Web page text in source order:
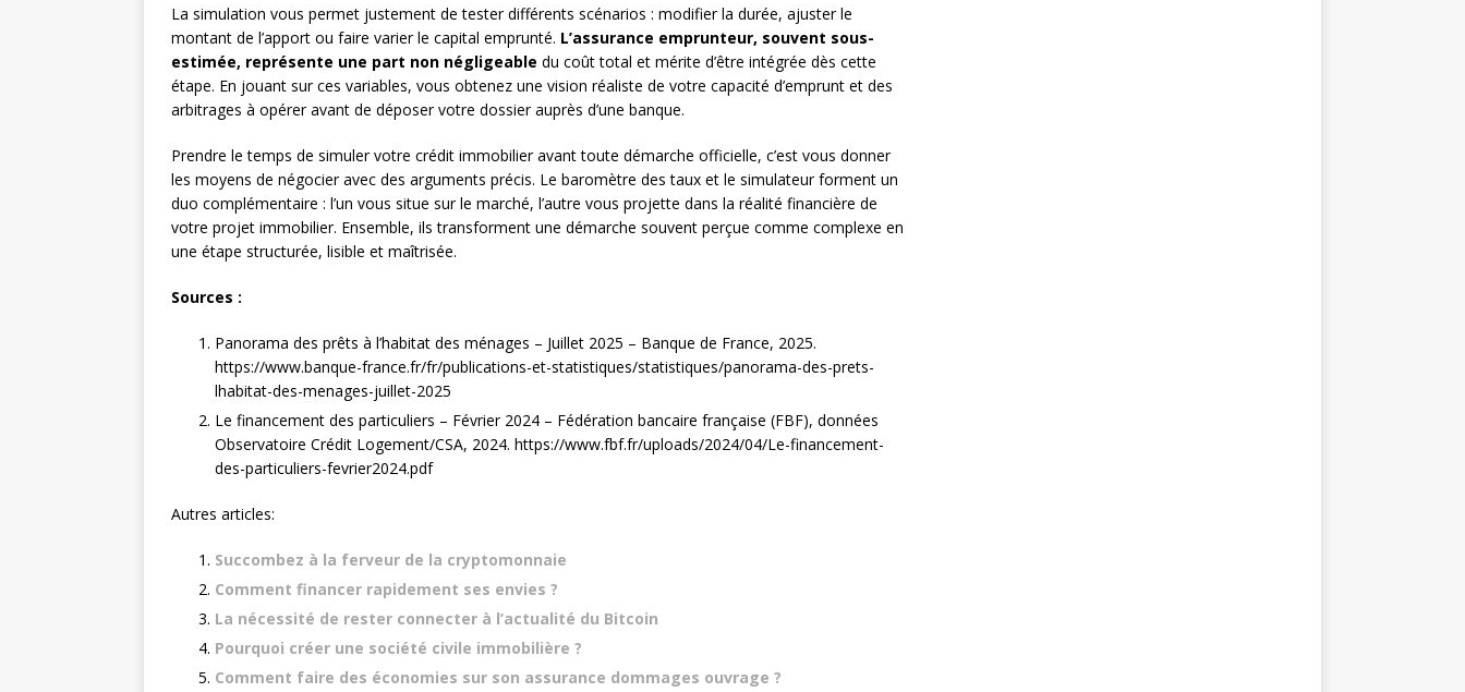
La simulation vous permet justement de tester différents scénarios : modifier la durée, ajuster le
montant de l’apport ou faire varier le capital emprunté. L’assurance emprunteur, souvent sous-
estimée, représente une part non négligeable du coût total et mérite d’être intégrée dès cette
étape. En jouant sur ces variables, vous obtenez une vision réaliste de votre capacité d’emprunt et des
arbitrages à opérer avant de déposer votre dossier auprès d’une banque.
Prendre le temps de simuler votre crédit immobilier avant toute démarche officielle, c’est vous donner
les moyens de négocier avec des arguments précis. Le baromètre des taux et le simulateur forment un
duo complémentaire : l’un vous situe sur le marché, l’autre vous projette dans la réalité financière de
votre projet immobilier. Ensemble, ils transforment une démarche souvent perçue comme complexe en
une étape structurée, lisible et maîtrisée.
Sources :
Panorama des prêts à l’habitat des ménages – Juillet 2025 – Banque de France, 2025.
https://www.banque-france.fr/fr/publications-et-statistiques/statistiques/panorama-des-prets-
lhabitat-des-menages-juillet-2025
Le financement des particuliers – Février 2024 – Fédération bancaire française (FBF), données
Observatoire Crédit Logement/CSA, 2024. https://www.fbf.fr/uploads/2024/04/Le-financement-
des-particuliers-fevrier2024.pdf
Autres articles:
Succombez à la ferveur de la cryptomonnaie
Comment financer rapidement ses envies ?
La nécessité de rester connecter à l’actualité du Bitcoin
Pourquoi créer une société civile immobilière ?
Comment faire des économies sur son assurance dommages ouvrage ?